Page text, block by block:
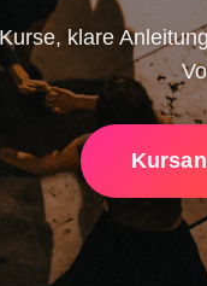
klare